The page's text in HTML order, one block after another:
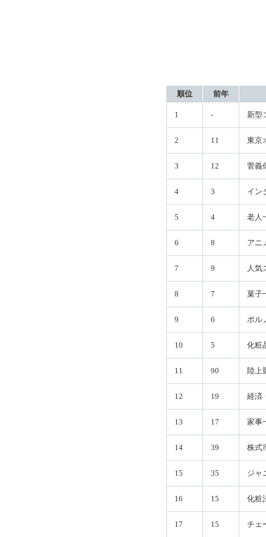
順位 前年
1 - 新型
2 11 東京
3 12 菅義
4 3 イン
5 4 老人
6 8 アニ
7 9 人気
8 7 菓子
9 6 ポル
10 5 化粧
11 90 陸上
12 19 経済
13 17 家事
14 39 株式
15 35 ジャ
16 15 化粧
17 15 チェ